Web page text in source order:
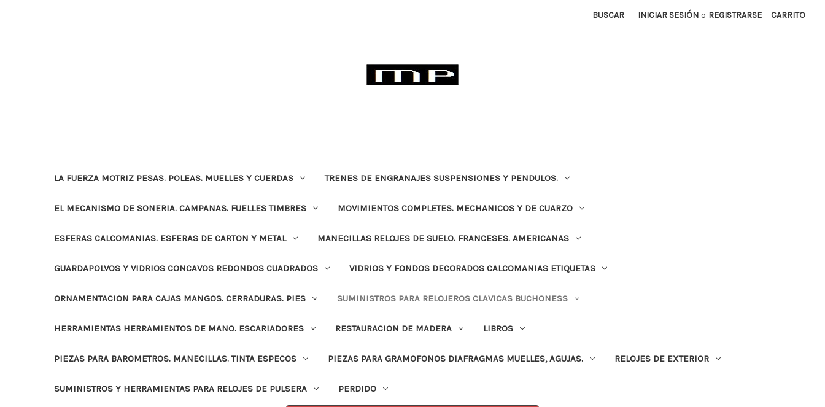
BUSCAR INICIAR SESIÓN o REGISTRARSE CARRITO
LA FUERZA MOTRIZ PESAS. POLEAS. MUELLES Y CUERDAS TRENES DE ENGRANAJES SUSPENSIONES Y PENDULOS.
EL MECANISMO DE SONERIA. CAMPANAS. FUELLES TIMBRES MOVIMIENTOS COMPLETES. MECHANICOS Y DE CUARZO
ESFERAS CALCOMANIAS. ESFERAS DE CARTON Y METAL MANECILLAS RELOJES DE SUELO. FRANCESES. AMERICANAS
GUARDAPOLVOS Y VIDRIOS CONCAVOS REDONDOS CUADRADOS VIDRIOS Y FONDOS DECORADOS CALCOMANIAS ETIQUETAS
ORNAMENTACION PARA CAJAS MANGOS. CERRADURAS. PIES SUMINISTROS PARA RELOJEROS CLAVICAS BUCHONESS
HERRAMIENTAS HERRAMIENTOS DE MANO. ESCARIADORES RESTAURACION DE MADERA LIBROS
PIEZAS PARA BAROMETROS. MANECILLAS. TINTA ESPECOS PIEZAS PARA GRAMOFONOS DIAFRAGMAS MUELLES, AGUJAS. RELOJES DE EXTERIOR
SUMINISTROS Y HERRAMIENTAS PARA RELOJES DE PULSERA PERDIDO